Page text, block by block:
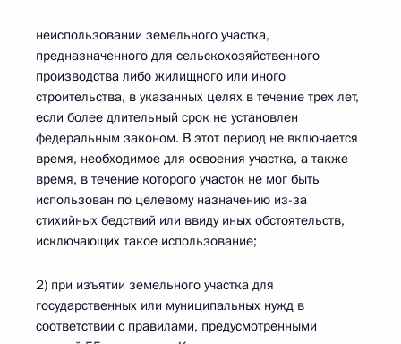
неиспользовании земельного участка,
предназначенного для сельскохозяйственного
производства либо жилищного или иного
строительства, в указанных целях в течение трех лет,
если более длительный срок не установлен
федеральным законом. В этот период не включается
время, необходимое для освоения участка, а также
время, в течение которого участок не мог быть
использован по целевому назначению из-за
стихийных бедствий или ввиду иных обстоятельств,
исключающих такое использование;
2) при изъятии земельного участка для
государственных или муниципальных нужд в
соответствии с правилами, предусмотренными